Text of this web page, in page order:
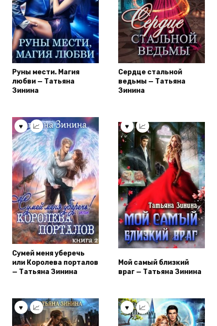
Руны мести. Магия
любви — Татьяна
Зинина
Сердце стальной
ведьмы — Татьяна
Зинина
Сумей меня уберечь
или Королева порталов
— Татьяна Зинина
Мой самый близкий
враг — Татьяна Зинина